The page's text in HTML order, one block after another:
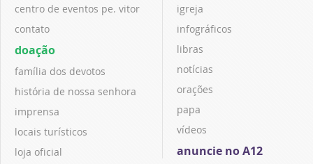
centro de eventos pe. vitor
contato
doação
família dos devotos
história de nossa senhora
imprensa
locais turísticos
loja oficial
igreja
infográficos
libras
notícias
orações
papa
vídeos
anuncie no A12